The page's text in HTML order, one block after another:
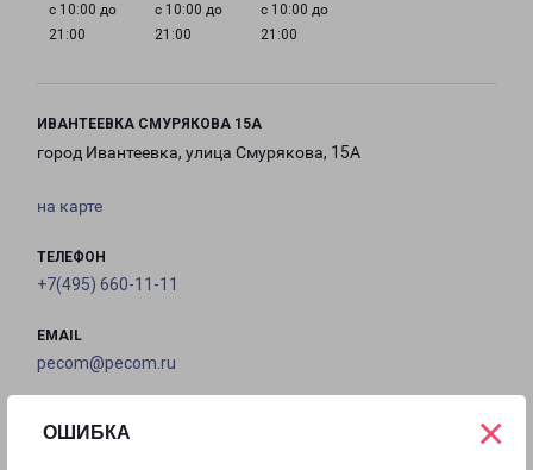
ОШИБКА ×
с 10:00 до
21:00
с 10:00 до
21:00
с 10:00 до
21:00
ИВАНТЕЕВКА СМУРЯКОВА 15А
город Ивантеевка, улица Смурякова, 15А
на карте
ТЕЛЕФОН
+7(495) 660-11-11
EMAIL
pecom@pecom.ru